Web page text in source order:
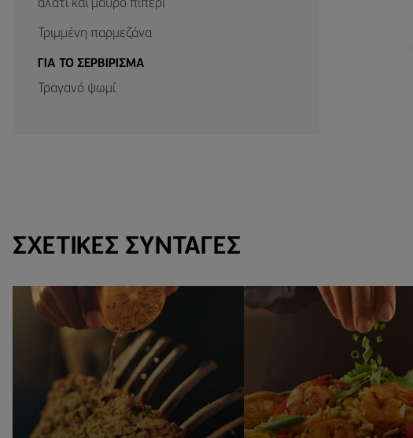
αλάτι και μαύρο πιπέρι
Τριμμένη παρμεζάνα
ΓΙΑ ΤΟ ΣΕΡΒΙΡΙΣΜΑ
Τραγανό ψωμί
ΣΧΕΤΙΚΈΣ ΣΥΝΤΑΓΈΣ